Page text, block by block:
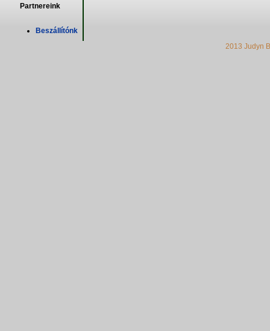
Partnereink
Beszállítónk
2013 Judyn